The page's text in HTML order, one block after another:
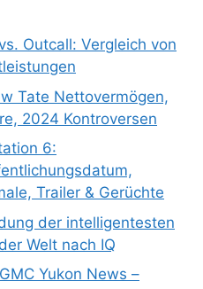
Outcall: Vergleich von
Tate Nettovermögen,
2024 Kontroversen
6:
Trailer & Gerüchte
der intelligentesten
Welt nach IQ
Yukon News –